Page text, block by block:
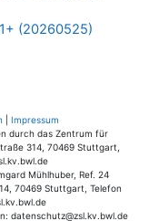
(20260525)
Impressum
durch das Zentrum für
314, 70469 Stuttgart,
Mühlhuber, Ref. 24
70469 Stuttgart, Telefon
datenschutz@zsl.kv.bwl.de